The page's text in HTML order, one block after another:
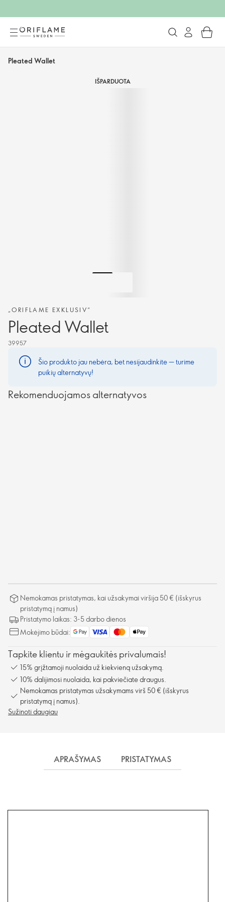
Pleated Wallet
IŠPARDUOTA
„ORIFLAME EXKLUSIV“
Pleated Wallet
39957
Šio produkto jau nebėra, bet nesijaudinkite — turime
puikių alternatyvų!
Rekomenduojamos alternatyvos
Nemokamas pristatymas, kai užsakymai viršija 50 € (išskyrus
pristatymą į namus)
Pristatymo laikas: 3-5 darbo dienos
Mokėjimo būdai:
Tapkite klientu ir mėgaukitės privalumais!
15% grįžtamoji nuolaida už kiekvieną užsakymą.
10% dalijimosi nuolaida, kai pakviečiate draugus.
Nemokamas pristatymas užsakymams virš 50 € (išskyrus
pristatymą į namus).
Sužinoti daugiau
APRAŠYMAS PRISTATYMAS